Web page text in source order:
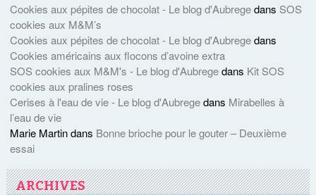
Cookies aux pépites de chocolat - Le blog d'Aubregedans SOS
cookies aux M&M’s
Cookies aux pépites de chocolat - Le blog d'Aubregedans
Cookies américains aux flocons d’avoine extra
SOS cookies aux M&M's - Le blog d'Aubregedans Kit SOS
cookies aux pralines roses
Cerises à l'eau de vie - Le blog d'Aubregedans Mirabelles à
l’eau de vie
Marie Martindans Bonne brioche pour le gouter – Deuxième
essai
ARCHIVES